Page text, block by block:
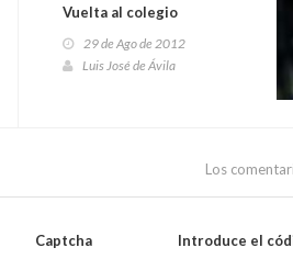
Vuelta al colegio
29 de Ago de 2012
Luis José de Ávila
Los
Captcha Introduce el